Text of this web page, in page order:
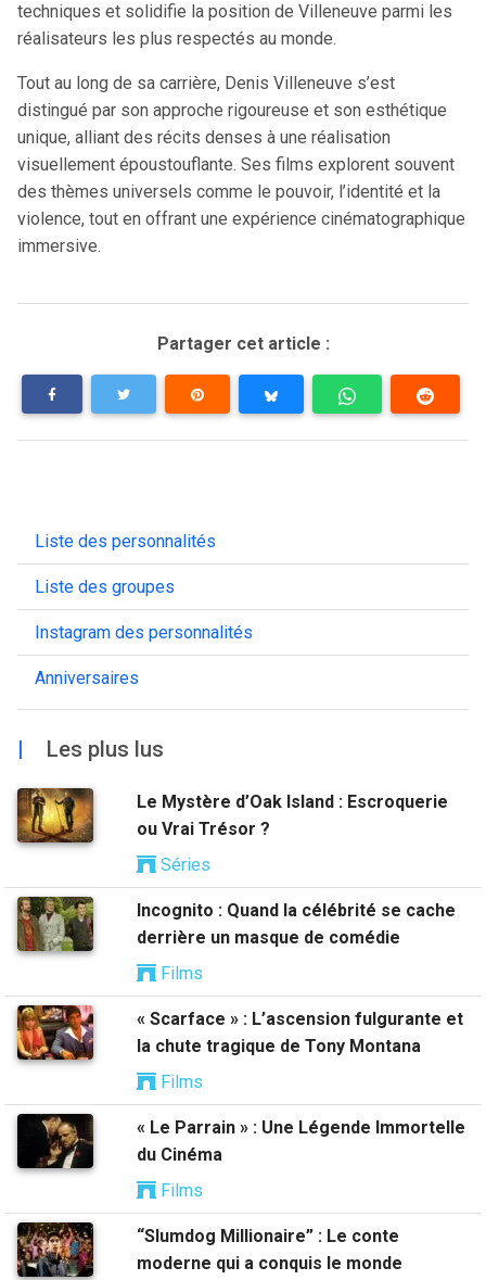
techniques et solidifie la position de Villeneuve parmi les
réalisateurs les plus respectés au monde.
Tout au long de sa carrière, Denis Villeneuve s’est
distingué par son approche rigoureuse et son esthétique
unique, alliant des récits denses à une réalisation
visuellement époustouflante. Ses films explorent souvent
des thèmes universels comme le pouvoir, l’identité et la
violence, tout en offrant une expérience cinématographique
immersive.
Partager cet article :
Liste des personnalités
Liste des groupes
Instagram des personnalités
Anniversaires
| Les plus lus
Le Mystère d’Oak Island : Escroquerie
ou Vrai Trésor ?
Séries
Incognito : Quand la célébrité se cache
derrière un masque de comédie
Films
« Scarface » : L’ascension fulgurante et
la chute tragique de Tony Montana
Films
« Le Parrain » : Une Légende Immortelle
du Cinéma
Films
“Slumdog Millionaire” : Le conte
moderne qui a conquis le monde